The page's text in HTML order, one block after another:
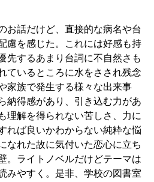
お話だけど、直接的な病名や台
慮を感じた。これには好感も持
先するあまり台詞に不自然さも
ているところに水をさされ残念
家族で発生する様々な出来事
納得感があり、引き込む力があ
理解を得られない苦しさ、力に
れば良いかわからない純粋な悩
なれた故に気付いた恋心に立ち
。ライトノベルだけどテーマは
みやすく。是非、学校の図書室